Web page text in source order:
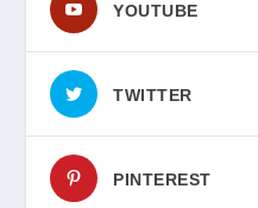
YOUTUBE
TWITTER
PINTEREST